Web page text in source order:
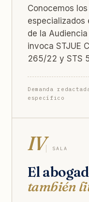
Conocemos
especializados
de la
invoca STJUE
265/22 y STS
Demanda
específico
IV SALA
El
también